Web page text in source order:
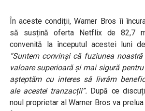
În aceste condiții, Warner Bros îi
să susțină oferta Netflix de 82,7
convenită la începutul acestei luni
“Suntem convinși că fuziunea
valoare superioară și mai sigură
așteptăm cu interes să livrăm
ale acestei tranzacții”. După ce
noul proprietar al Warner Bros va